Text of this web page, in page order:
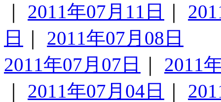
2011年07月11日
日
2011年07月08日
2011年07月07日
2011
2011年07月04日